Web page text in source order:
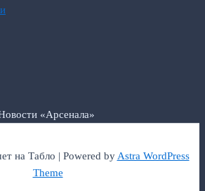
«Арсенала»
на Табло | Powered byAstra WordPress
Theme